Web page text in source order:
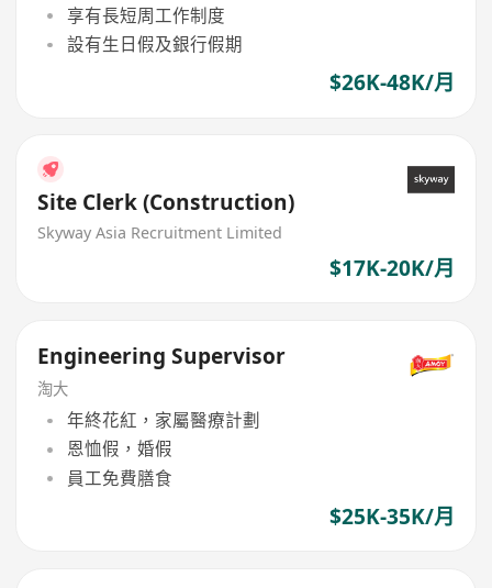
享有長短周工作制度
設有生日假及銀行假期
$26K-48K/月
Site Clerk (Construction)
Skyway Asia Recruitment Limited
$17K-20K/月
Engineering Supervisor
淘大
年終花紅，家屬醫療計劃
恩恤假，婚假
員工免費膳食
$25K-35K/月